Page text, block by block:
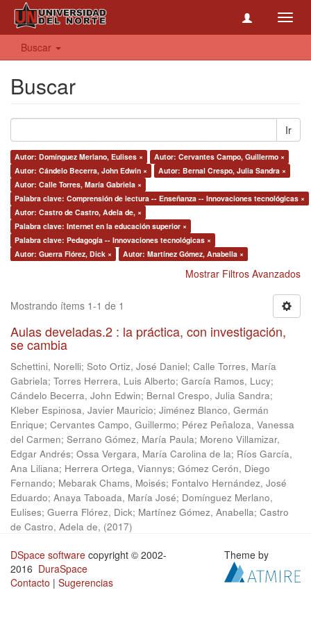
Buscar
Buscar
Ir
Autor: Domínguez Merlano, Eulises ×
Autor: Cervantes Campo, Guillermo ×
Autor: Cándelo Becerra, John Edwin ×
Autor: Bernal Crespo, Julia Sandra ×
Autor: Calle Torres, María Gabriela ×
Palabra clave: Comprensión de lectura -- Enseñanza -- Innovaciones tecnológicas ×
Autor: Castro de Castro, Adela de, ×
Palabra clave: Internet en la educación superior ×
Palabra clave: Pedagogía -- Innovaciones tecnológicas ×
Autor: Guerra Flórez, Dick ×
Autor: Martínez Gómez, Anabella ×
Mostrar Filtros Avanzados
Mostrando ítems 1-1 de 1
Aulas develadas.2 : la práctica, con investigación,
se cambia
Schettini, Norelli; Soto Ortiz, José Daniel; Calle Torres, María
Gabriela; Torres Herrera, Luis Alberto; García Ramos, Lucy;
Cándelo Becerra, John Edwin; Bernal Crespo, Julia Sandra;
Kleber Espinosa, Javier Mauricio; Jiménez Blanco, Germán
Enrique; Cervantes Campo, Guillermo; Pérez Peñaloza, Vanessa
del Carmen; Serrano Gómez, María Paula; Moreno Villamizar,
Edgar Andrés; Ossa Vergara, María Carolina de la; Ríos García,
Ana Liliana; Herrera Ortega, Viannys; Gómez Cerón, Diego
Fernando; Mebarak Chams, Moisés; Fontalvo Hernández, José
Eduardo; Anaya Taboada, María José; Domínguez Merlano,
Eulises; Guerra Flórez, Dick; Martínez Gómez, Anabella; Castro
de Castro, Adela de, (2017)
DSpace software copyright © 2002-
2016 DuraSpace
Contacto | Sugerencias
Theme by